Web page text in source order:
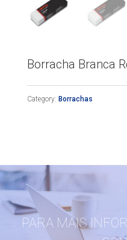
Borracha Branca
Category: Borrachas
PARA MAIS